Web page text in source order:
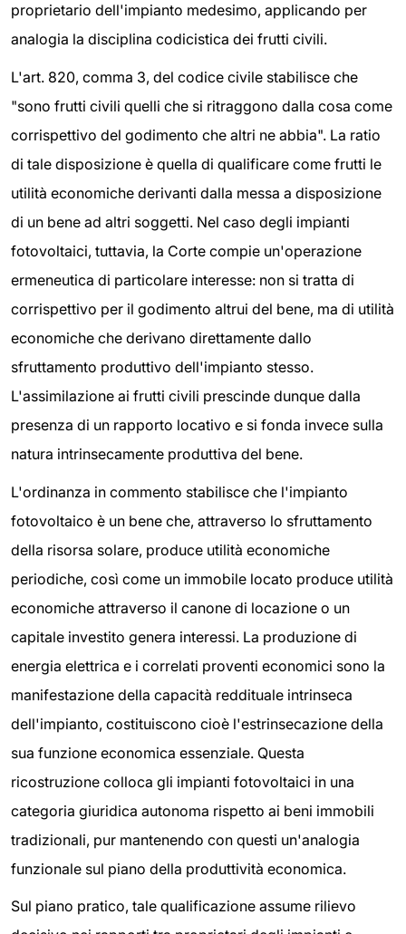
proprietario dell'impianto medesimo, applicando per
analogia la disciplina codicistica dei frutti civili.
L'art. 820, comma 3, del codice civile stabilisce che
"sono frutti civili quelli che si ritraggono dalla cosa come
corrispettivo del godimento che altri ne abbia". La ratio
di tale disposizione è quella di qualificare come frutti le
utilità economiche derivanti dalla messa a disposizione
di un bene ad altri soggetti. Nel caso degli impianti
fotovoltaici, tuttavia, la Corte compie un'operazione
ermeneutica di particolare interesse: non si tratta di
corrispettivo per il godimento altrui del bene, ma di utilità
economiche che derivano direttamente dallo
sfruttamento produttivo dell'impianto stesso.
L'assimilazione ai frutti civili prescinde dunque dalla
presenza di un rapporto locativo e si fonda invece sulla
natura intrinsecamente produttiva del bene.
L'ordinanza in commento stabilisce che l'impianto
fotovoltaico è un bene che, attraverso lo sfruttamento
della risorsa solare, produce utilità economiche
periodiche, così come un immobile locato produce utilità
economiche attraverso il canone di locazione o un
capitale investito genera interessi. La produzione di
energia elettrica e i correlati proventi economici sono la
manifestazione della capacità reddituale intrinseca
dell'impianto, costituiscono cioè l'estrinsecazione della
sua funzione economica essenziale. Questa
ricostruzione colloca gli impianti fotovoltaici in una
categoria giuridica autonoma rispetto ai beni immobili
tradizionali, pur mantenendo con questi un'analogia
funzionale sul piano della produttività economica.
Sul piano pratico, tale qualificazione assume rilievo